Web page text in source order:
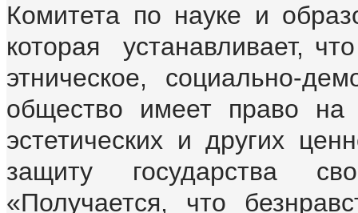
Комитета по науке и
которая устанавливает,
этническое, социально-
общество имеет право на
эстетических и других
защиту государства
«Получается, что